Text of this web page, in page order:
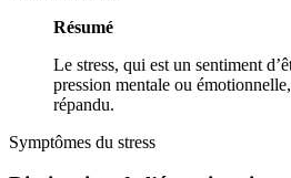
Résumé
Le stress, qui est un sentiment
pression mentale ou
répandu.
Symptômes du stress